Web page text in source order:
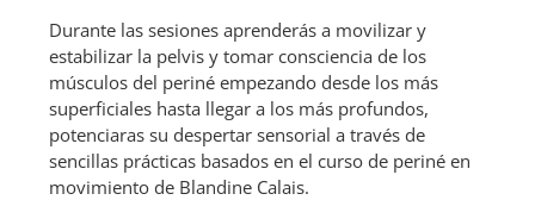
Durante las sesiones aprenderás a movilizar y
estabilizar la pelvis y tomar consciencia de los
músculos del periné empezando desde los más
superficiales hasta llegar a los más profundos,
potenciaras su despertar sensorial a través de
sencillas prácticas basados en el curso de periné en
movimiento de Blandine Calais.